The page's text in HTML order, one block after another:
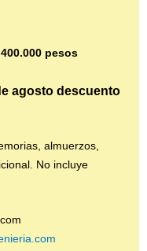
pesos
agosto descuento
almuerzos,
No incluye